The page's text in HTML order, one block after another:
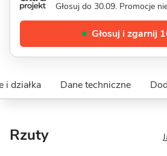
Głosuj do 30.09. Promocje
Głosuj i zgarnij
i działka Dane techniczne
Rzuty